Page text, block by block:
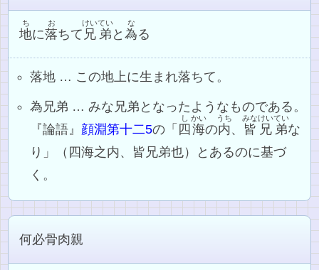
地
ち
に落
お
ちて 兄弟
けいてい
と為
な
る
落地 … この地上に生まれ落ちて。
為兄弟 … みな兄弟となったようなものである。
『論語』 顔淵第十二5の「 四
し
海
かい
の内
うち
、 皆
みな
兄弟
けいてい
な
り」（四海之内、皆兄弟也）とあるのに基づ
く。
何必骨肉親